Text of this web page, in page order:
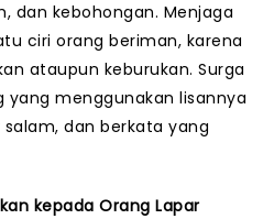
dan kebohongan. Menjaga
ciri orang beriman, karena
ataupun keburukan. Surga
menggunakan lisannya
dan berkata yang
kepada Orang Lapar